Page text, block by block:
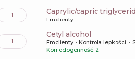
1 caprylic/capric
Emolienty
1
cetyl alcohol
Emolienty Kontrola lepkości
Komedogenność: 2